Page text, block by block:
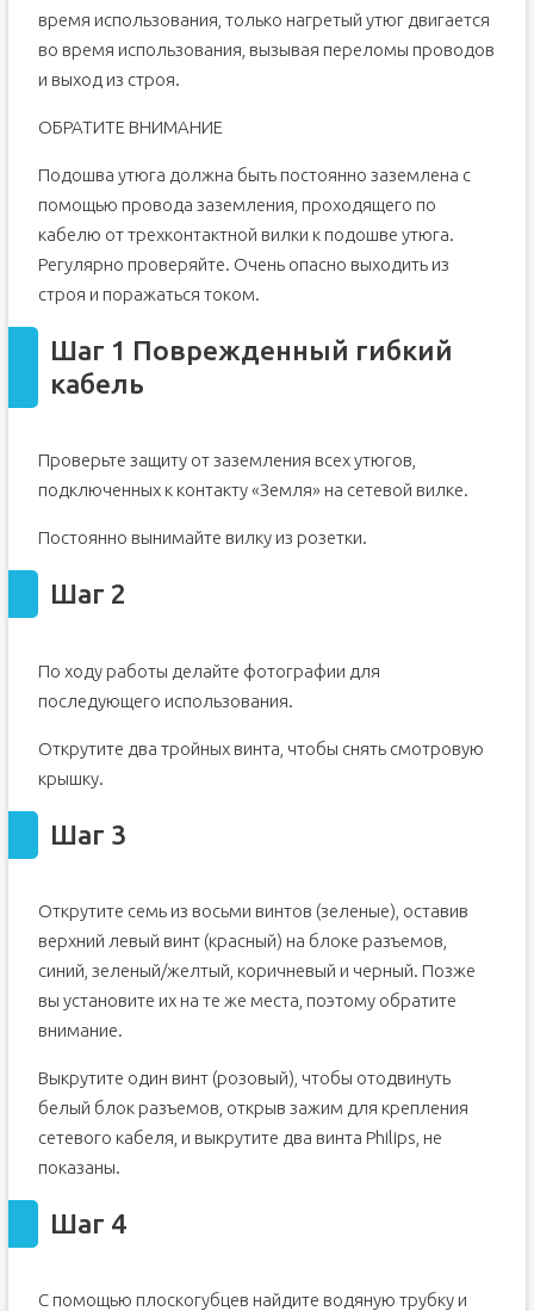
время использования, только нагретый утюг двигается
во время использования, вызывая переломы проводов
и выход из строя.
ОБРАТИТЕ ВНИМАНИЕ
Подошва утюга должна быть постоянно заземлена с
помощью провода заземления, проходящего по
кабелю от трехконтактной вилки к подошве утюга.
Регулярно проверяйте. Очень опасно выходить из
строя и поражаться током.
Шаг 1 Поврежденный гибкий
кабель
Проверьте защиту от заземления всех утюгов,
подключенных к контакту «Земля» на сетевой вилке.
Постоянно вынимайте вилку из розетки.
Шаг 2
По ходу работы делайте фотографии для
последующего использования.
Открутите два тройных винта, чтобы снять смотровую
крышку.
Шаг 3
Открутите семь из восьми винтов (зеленые), оставив
верхний левый винт (красный) на блоке разъемов,
синий, зеленый/желтый, коричневый и черный. Позже
вы установите их на те же места, поэтому обратите
внимание.
Выкрутите один винт (розовый), чтобы отодвинуть
белый блок разъемов, открыв зажим для крепления
сетевого кабеля, и выкрутите два винта Philips, не
показаны.
Шаг 4
С помощью плоскогубцев найдите водяную трубку и